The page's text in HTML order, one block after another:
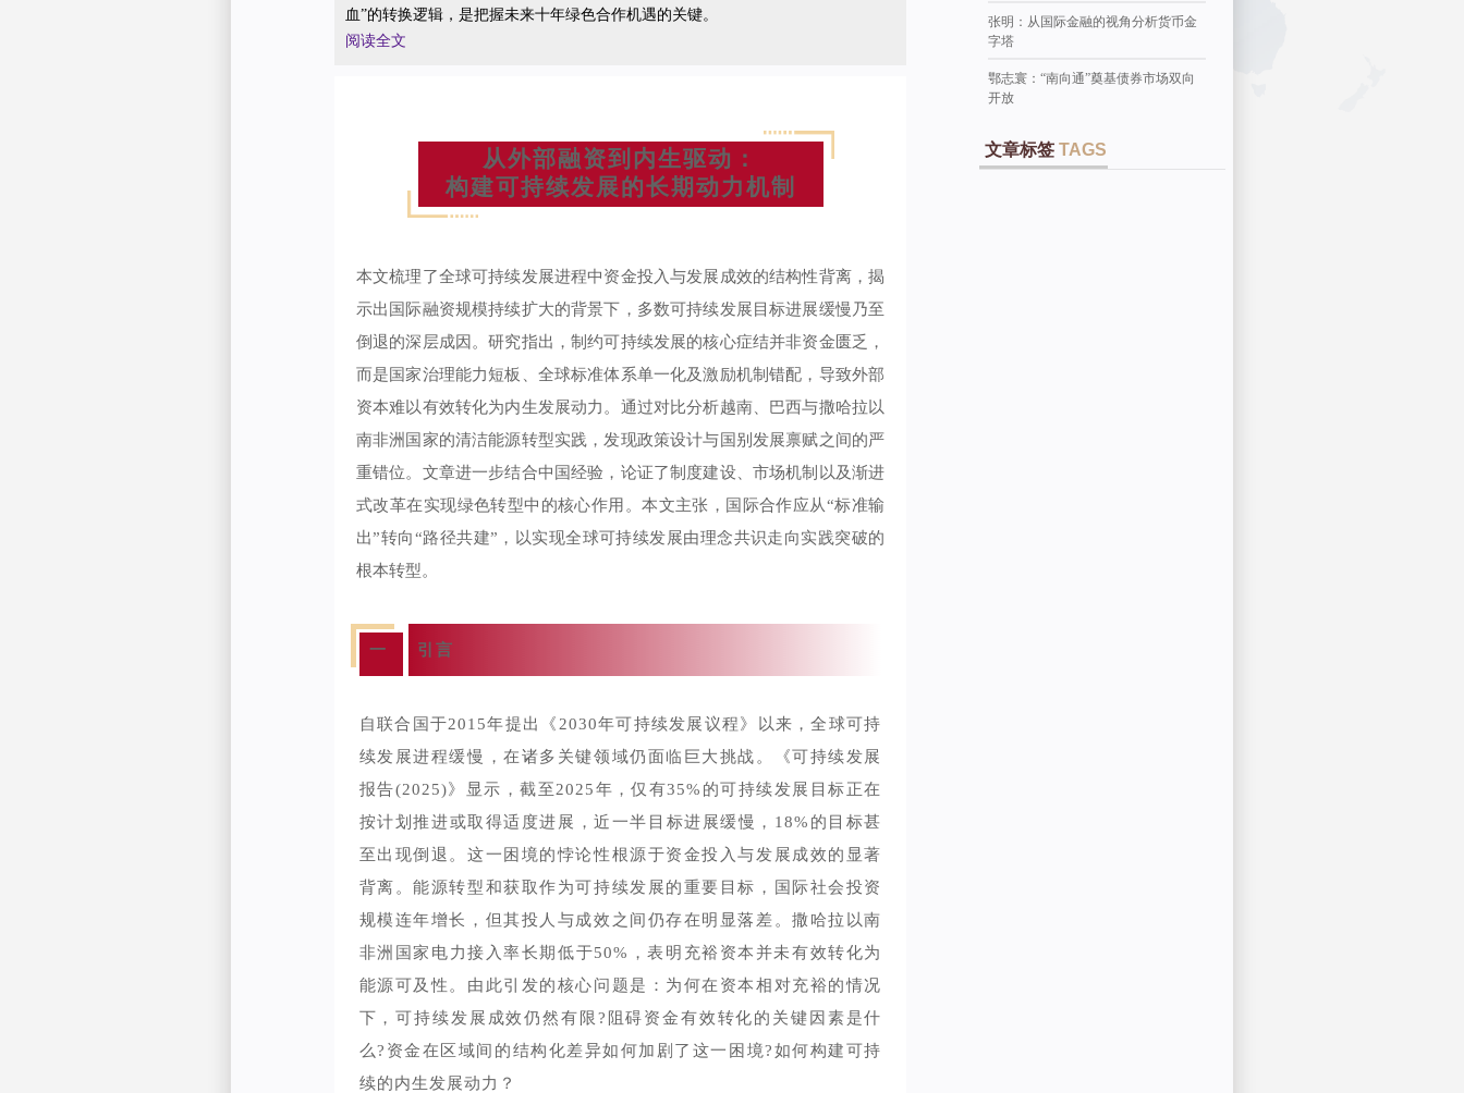
血”的转换逻辑，是把握未来十年绿色合作机遇的关键。
阅读全文
从外部融资到内生驱动：
构建可持续发展的长期动力机制
本文梳理了全球可持续发展进程中资金投入与发展成效的结构性背离，揭
示出国际融资规模持续扩大的背景下，多数可持续发展目标进展缓慢乃至
倒退的深层成因。研究指出，制约可持续发展的核心症结并非资金匮乏，
而是国家治理能力短板、全球标准体系单一化及激励机制错配，导致外部
资本难以有效转化为内生发展动力。通过对比分析越南、巴西与撒哈拉以
南非洲国家的清洁能源转型实践，发现政策设计与国别发展禀赋之间的严
重错位。文章进一步结合中国经验，论证了制度建设、市场机制以及渐进
式改革在实现绿色转型中的核心作用。本文主张，国际合作应从“标准输
出”转向“路径共建”，以实现全球可持续发展由理念共识走向实践突破的
根本转型。
一 引言
自联合国于2015年提出《2030年可持续发展议程》以来，全球可持
续发展进程缓慢，在诸多关键领域仍面临巨大挑战。《可持续发展
报告(2025)》显示，截至2025年，仅有35%的可持续发展目标正在
按计划推进或取得适度进展，近一半目标进展缓慢，18%的目标甚
至出现倒退。这一困境的悖论性根源于资金投入与发展成效的显著
背离。能源转型和获取作为可持续发展的重要目标，国际社会投资
规模连年增长，但其投人与成效之间仍存在明显落差。撒哈拉以南
非洲国家电力接入率长期低于50%，表明充裕资本并未有效转化为
能源可及性。由此引发的核心问题是：为何在资本相对充裕的情况
下，可持续发展成效仍然有限?阻碍资金有效转化的关键因素是什
么?资金在区域间的结构化差异如何加剧了这一困境?如何构建可持
续的内生发展动力？
张明：从国际金融的视角分析货币金
字塔
鄂志寰：“南向通”奠基债券市场双向
开放
文章标签 TAGS